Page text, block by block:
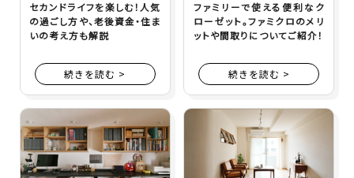
セカンドライフを楽しむ！人気
の過ごし方や、老後資金・住ま
いの考え方も解説
続きを読む >
ファミリーで使える便利なク
ローゼット。ファミクロのメリ
ットや間取りについてご紹介！
続きを読む >